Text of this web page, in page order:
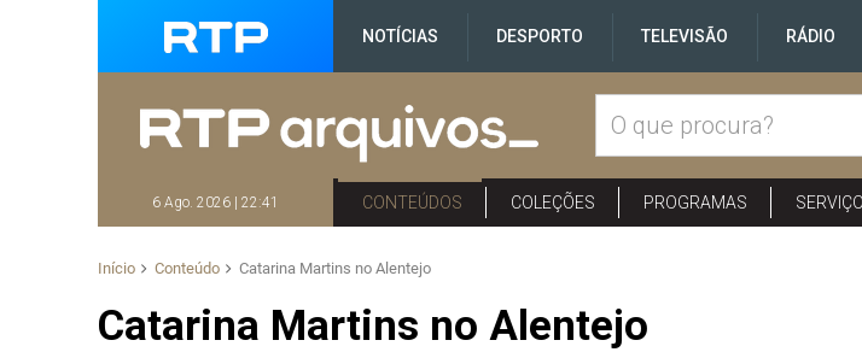
NOTÍCIAS DESPORTO TELEVISÃO RÁDIO
6 Ago. 2026 | 22:41 CONTEÚDOS COLEÇÕES PROGRAMAS
Início Conteúdo Catarina Martins no Alentejo
Catarina Martins no Alentejo